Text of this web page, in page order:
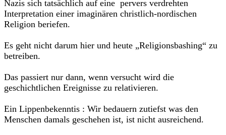
Nazis sich tatsächlich auf eine pervers verdrehten
Interpretation einer imaginären christlich-nordischen
Religion beriefen.
Es geht nicht darum hier und heute „Religionsbashing“ zu
betreiben.
Das passiert nur dann, wenn versucht wird die
geschichtlichen Ereignisse zu relativieren.
Ein Lippenbekenntis : Wir bedauern zutiefst was den
Menschen damals geschehen ist, ist nicht ausreichend.